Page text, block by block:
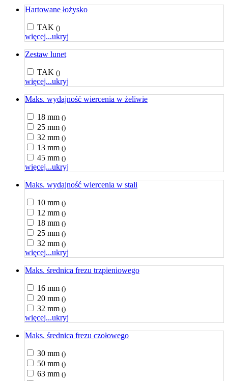
Hartowane łożysko
TAK ()
więcej...ukryj
Zestaw lunet
TAK ()
więcej...ukryj
Maks. wydajność wiercenia w żeliwie
18 mm ()
25 mm ()
32 mm ()
13 mm ()
45 mm ()
więcej...ukryj
Maks. wydajność wiercenia w stali
10 mm ()
12 mm ()
18 mm ()
25 mm ()
32 mm ()
więcej...ukryj
Maks. średnica frezu trzpieniowego
16 mm ()
20 mm ()
32 mm ()
więcej...ukryj
Maks. średnica frezu czołowego
30 mm ()
50 mm ()
63 mm ()